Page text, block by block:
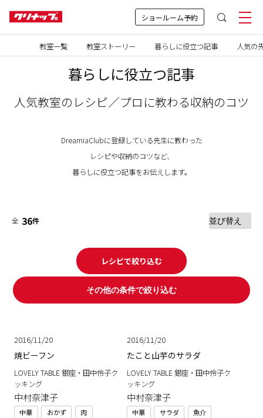
ショールーム予約
暮らしに役立つ記事
人気教室のレシピ／プロに教わる収納のコツ
DreamiaClubに登録している先生に教わった
レシピや収納のコツなど、
暮らしに役立つ記事をお伝えします。
教室一覧 教室ストーリー 暮らしに役立つ記事 人気の
全 36件
レシピで絞り込む
その他の条件で絞り込む
2016/11/20
焼ビーフン
LOVELY TABLE 銀座・田中伶子ク
ッキング
中村奈津子
中華 おかず 肉
2016/11/20
たこと山芋のサラダ
LOVELY TABLE 銀座・田中伶子ク
ッキング
中村奈津子
中華 サラダ 魚介